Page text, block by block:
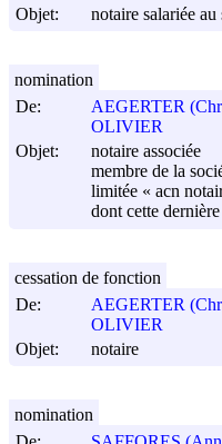
Objet:
notaire salariée
De:
AEGERTER
OLIVIER
Objet:
notaire associée
membre de la
limitée « acn
dont cette
nomination
De:
AEGERTER
OLIVIER
Objet:
notaire
cessation de fonction
nomination